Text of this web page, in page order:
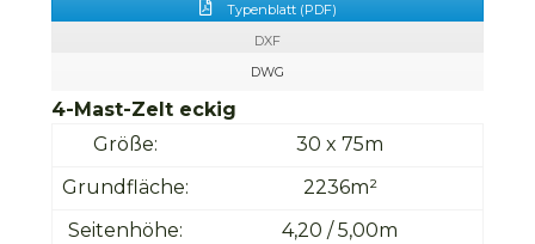
Typenblatt (PDF)
DXF
DWG
4-Mast-Zelt eckig
Größe:
30 x 75m
Grundfläche:
2236m²
Seitenhöhe:
4,20 / 5,00m